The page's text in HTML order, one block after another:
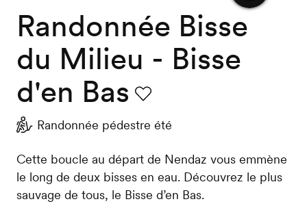
Afficher
Randonnée Bisse
du Milieu - Bisse
d'en Bas
Randonnée pédestre été
Cette boucle au départ de Nendaz vous emmène
le long de deux bisses en eau. Découvrez le plus
sauvage de tous, le Bisse d’en Bas.